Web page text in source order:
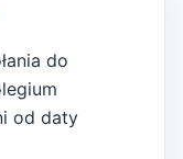
do
od daty